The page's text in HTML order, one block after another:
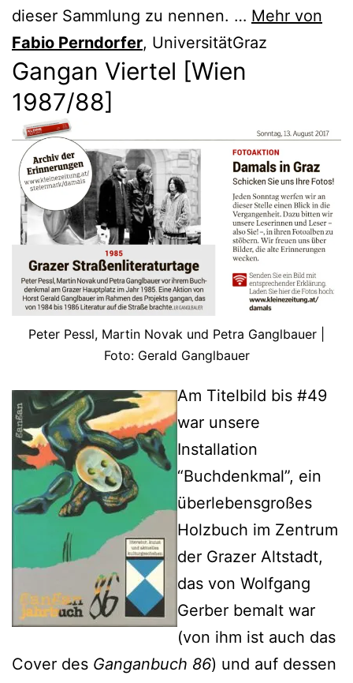
dieser Sammlung zu nennen. … Mehr von
Fabio Perndorfer, UniversitätGraz
Gangan Viertel [Wien
1987/88]
Peter Pessl, Martin Novak und Petra Ganglbauer |
Foto: Gerald Ganglbauer
Am Titelbild bis #49
war unsere
Installation
“Buchdenkmal”, ein
überlebensgroßes
Holzbuch im Zentrum
der Grazer Altstadt,
das von Wolfgang
Gerber bemalt war
(von ihm ist auch das
Cover des Ganganbuch 86) und auf dessen